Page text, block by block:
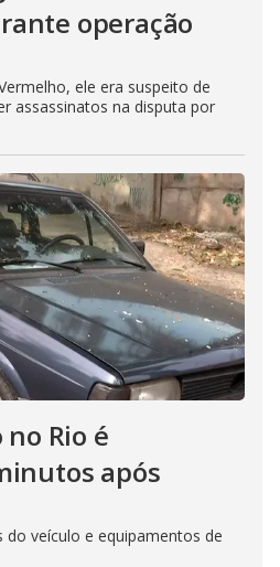
operação
ele era suspeito de
assassinatos na disputa por
Rio é
após
veículo e equipamentos de